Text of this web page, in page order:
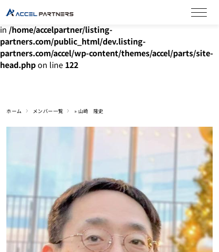
Warning: Undefined array key "HTTP_ACCEPT_LANGUAGE"
in /home/accelpartner/listing-
partners.com/public_html/dev.listing-
partners.com/accel/wp-content/themes/accel/parts/site-
head.phpon line 122
ホーム メンバー一覧 » 山崎 隆史